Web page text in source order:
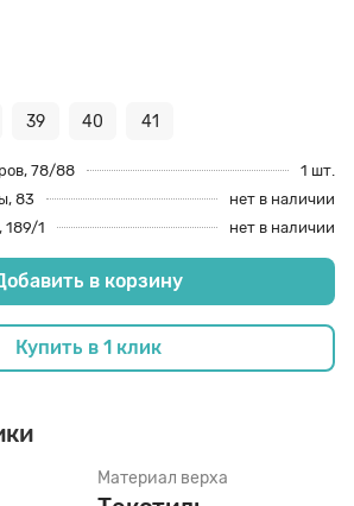
39 40 41
78/88
1 шт.
83
нет в наличии
189/1
нет в наличии
в корзину
Купить в 1 клик
Материал верха